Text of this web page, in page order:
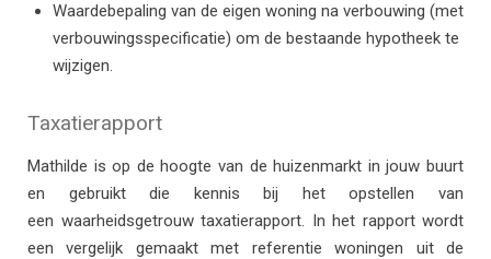
Waardebepaling van de eigen woning na verbouwing (met
verbouwingsspecificatie) om de bestaande hypotheek te
wijzigen.
Taxatierapport
Mathilde is op de hoogte van de huizenmarkt in jouw buurt
en gebruikt die kennis bij het opstellen van
een waarheidsgetrouw taxatierapport. In het rapport wordt
een vergelijk gemaakt met referentie woningen uit de